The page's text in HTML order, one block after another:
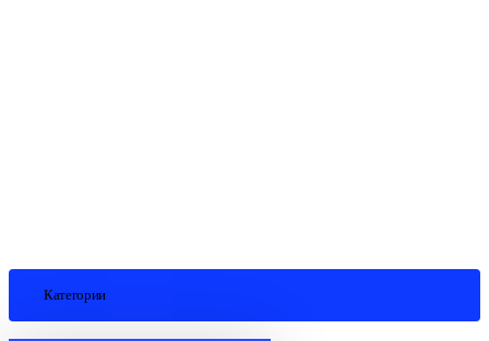
Категории